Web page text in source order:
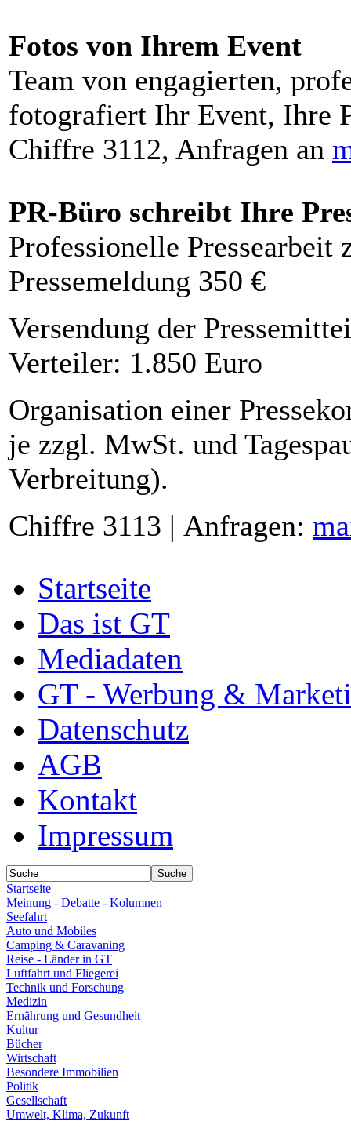
Fotos von Ihrem Event
Team von engagierten,
fotografiert Ihr Event, Ihre
Chiffre 3112, Anfragen an
PR-Büro schreibt Ihre
Professionelle Pressearbeit
Pressemeldung 350 €
Versendung der
Verteiler: 1.850 Euro
Organisation einer
je zzgl. MwSt. und
Verbreitung).
Chiffre 3113 | Anfragen:
Startseite
Das ist GT
Mediadaten
GT - Werbung &
Datenschutz
AGB
Kontakt
Impressum
Startseite
Meinung - Debatte - Kolumnen
Seefahrt
Auto und Mobiles
Camping & Caravaning
Reise - Länder in GT
Luftfahrt und Fliegerei
Technik und Forschung
Medizin
Ernährung und Gesundheit
Kultur
Bücher
Wirtschaft
Besondere Immobilien
Politik
Gesellschaft
Umwelt, Klima, Zukunft